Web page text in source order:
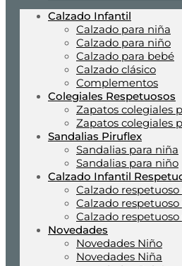
Calzado Infantil
Calzado para niña
Calzado para niño
Calzado para bebé
Calzado clásico
Complementos
Colegiales Respetuosos
Zapatos colegiales
Zapatos colegiales
Sandalias Piruflex
Sandalias para niña
Sandalias para niño
Calzado Infantil
Calzado
Calzado
Calzado
Novedades
Novedades Niño
Novedades Niña